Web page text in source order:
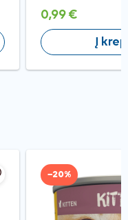
0,99 €
Į
−20%